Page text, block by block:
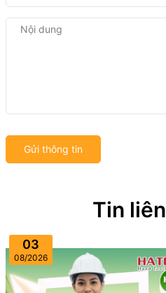
Gửi thông tin
Tin
03
08/2026